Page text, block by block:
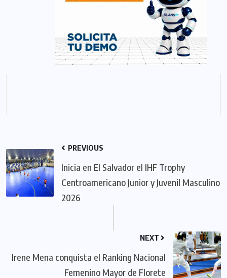
PREVIOUS
Inicia en El Salvador el IHF Trophy
Centroamericano Junior y Juvenil Masculino
2026
NEXT
Irene Mena conquista el Ranking Nacional
Femenino Mayor de Florete